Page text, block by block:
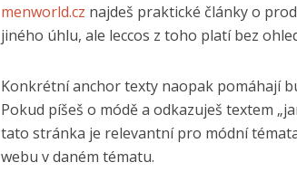
menworld.cz najdeš praktické články o
jiného úhlu, ale leccos z toho platí bez
Konkrétní anchor texty naopak pomáhají
Pokud píšeš o módě a odkazuješ textem
tato stránka je relevantní pro módní
webu v daném tématu.